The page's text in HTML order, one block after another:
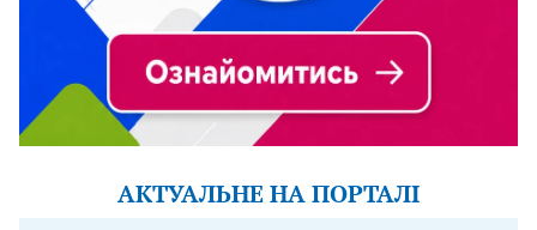
АКТУАЛЬНЕ НА ПОРТАЛІ